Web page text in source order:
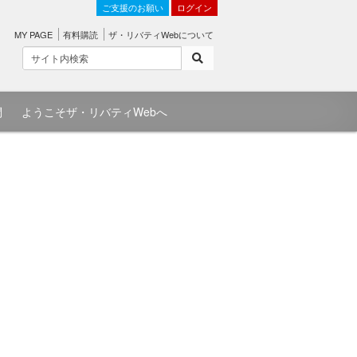
ご支援のお願い ログイン
MY PAGE 有料購読 ザ・リバティWebについて
ようこそザ・リバティWebへ